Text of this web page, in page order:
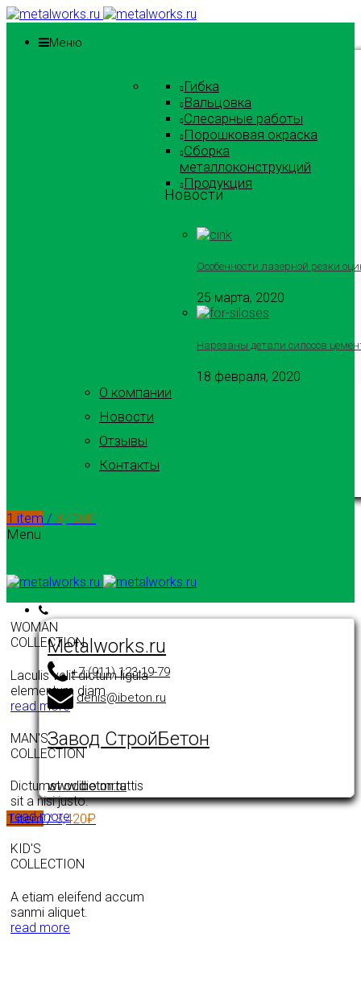
Меню
Гибка
Вальцовка
Слесарные работы
Порошковая окраска
Сборка
металлоконструкций
Продукция
Новости
Особенности лазерной резки
25 марта, 2020
Нарезаны детали силосов
18 февраля, 2020
О компании
Новости
Отзывы
Контакты
1 item / 3,420₽
Menu
Metalworks.ru
+7 (911) 123-19-79
denis@ibeton.ru
Завод СтройБетон
www.ibeton.ru
1item / 3,420₽
WOMAN
COLLECTION
Laculis velit dictum ligula
elementum diam.
read more
MAN'S
COLLECTION
Dictumst oddio mrtattis
sit a nisi justo.
read more
KID'S
COLLECTION
A etiam eleifend accum
sanmi aliquet.
read more